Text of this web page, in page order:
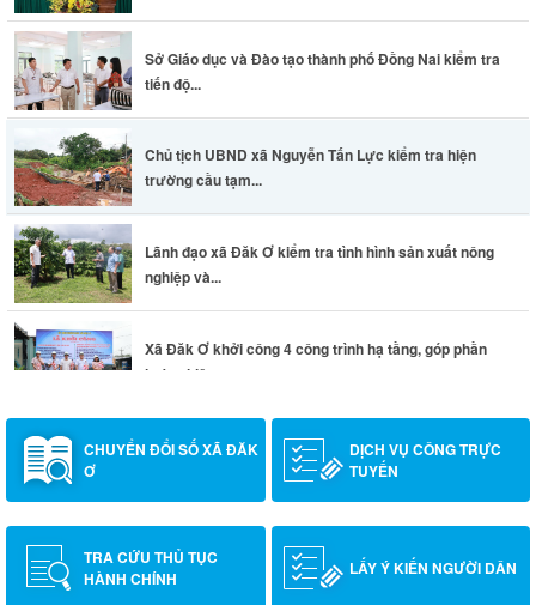
Sở Giáo dục và Đào tạo thành phố Đồng Nai kiểm tra
tiến độ...
Chủ tịch UBND xã Nguyễn Tấn Lực kiểm tra hiện
trường cầu tạm...
Lãnh đạo xã Đăk Ơ kiểm tra tình hình sản xuất nông
nghiệp và...
Xã Đăk Ơ khởi công 4 công trình hạ tầng, góp phần
hoàn thiện...
CHUYỂN ĐỔI SỐ XÃ ĐĂK
Ơ
DỊCH VỤ CÔNG TRỰC
TUYẾN
TRA CỨU THỦ TỤC
HÀNH CHÍNH
LẤY Ý KIẾN NGƯỜI DÂN